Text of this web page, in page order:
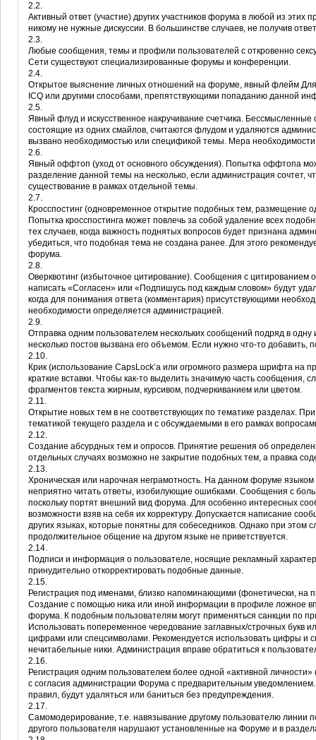
2.2.
Активный ответ (участие) других участников форума в любой из этих
никому не нужные дискуссии. В большинстве случаев, не получив
2.3.
Любые сообщения, темы и профили пользователей с откровенно
Сети существуют специализированные форумы и конференции.
2.4.
Открытое выяснение личных отношений на форуме, явный флейм Для
ICQ или другими способами, препятствующими попаданию данной
2.5.
Явный флуд и искусственное накручивание счетчика.
состоящие из одних смайлов, считаются флудом и удаляются
вызвано необходимостью или спецификой темы. Мера
2.6.
Явный оффтоп (уход от основного обсуждения). Попытка оффтопа
разделение данной темы на несколько, если администрация
существование в рамках отдельной темы.
2.7.
Кросспостинг (одновременное открытие подобных тем, размещение
Попытка кросспостинга может повлечь за собой удаление всех
тех случаев, когда важность поднятых вопросов будет признана
убедиться, что подобная тема не создана ранее. Для этого
форума.
2.8.
Оверквотинг (избыточное цитирование). Сообщения с цитированием
написать «Согласен» или «Подпишусь под каждым словом» будут
когда для понимания ответа (комментария) присутствующими
необходимости определяется администрацией.
2.9.
Отправка одним пользователем нескольких сообщений подряд в одну
несколько постов вызвана его объемом. Если нужно что-то добавить,
2.10.
Крик (использование CapsLock’а или огромного размера шрифта на
краткие вставки. Чтобы как-то выделить значимую часть сообщения,
фрагментов текста жирным, курсивом, подчеркиванием или цветом.
2.11.
Открытие новых тем в не соответствующих по тематике разделах.
тематикой текущего раздела и с обсуждаемыми в его рамках
2.12.
Создание абсурдных тем и опросов. Принятие решения об
отдельных случаях возможно не закрытие подобных тем, а правка
2.13.
Хроническая или нарочная неграмотность. На данном форуме
неприятно читать ответы, изобилующие ошибками. Сообщения с
поскольку портят внешний вид форума. Для особенно интересных
возможности взяв на себя их корректуру. Допускается написание
других языках, которые понятны для собеседников. Однако при этом
продолжительное общение на другом языке не приветствуется.
2.14.
Подписи и информация о пользователе, носящие рекламный
принудительно откорректировать подобные данные.
2.15.
Регистрация под именами, близко напоминающими (фонетически,
Создание с помощью ника или иной информации в профиле ложное
форума. К подобным пользователям могут применяться санкции по
Использовать попеременное чередование заглавных/строчных букв
цифрами или спецсимволами. Рекомендуется использовать цифры и
нечитабельные ники. Администрация вправе обратиться к
2.16.
Регистрация одним пользователем более одной «активной
с согласия администрации Форума с предварительным
правил, будут удаляться или баниться без предупреждения.
2.17.
Самомодерирование, т.е. навязывание другому пользователю линии
другого пользователя нарушают установленные на Форуме и в